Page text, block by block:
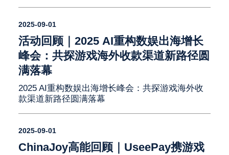
2025-09-01
活动回顾｜2025 AI重构数娱出海增长
峰会：共探游戏海外收款渠道新路径圆
满落幕
2025 AI重构数娱出海增长峰会：共探游戏海外收
款渠道新路径圆满落幕
2025-09-01
ChinaJoy高能回顾｜UseePay携游戏